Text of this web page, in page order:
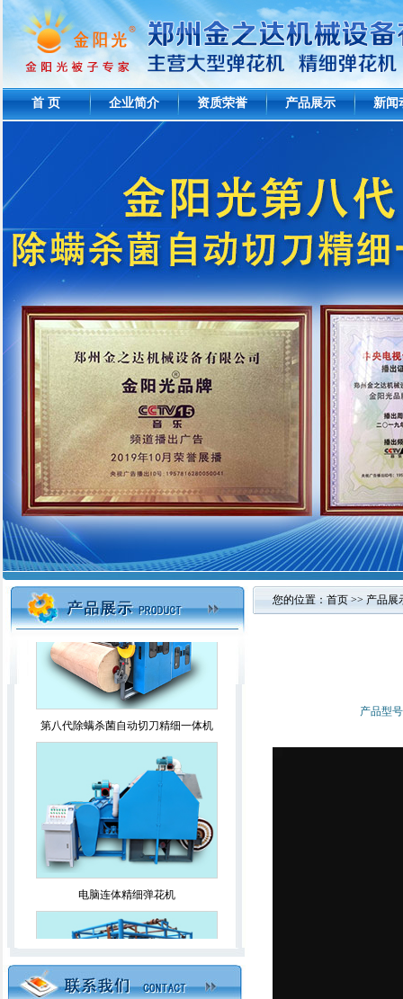
首 页 企业简介 资质荣誉 产品展示 新闻
2021智能杀菌除螨精细一体弹花机
第八代除螨杀菌自动切刀精细一体机
电脑连体精细弹花机
您的位置： 首页 >> 产品展
产品型